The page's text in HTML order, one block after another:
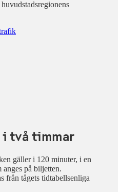
två timmar
gäller i 120 minuter, i en
anges på biljetten.
från tågets tidtabellsenliga